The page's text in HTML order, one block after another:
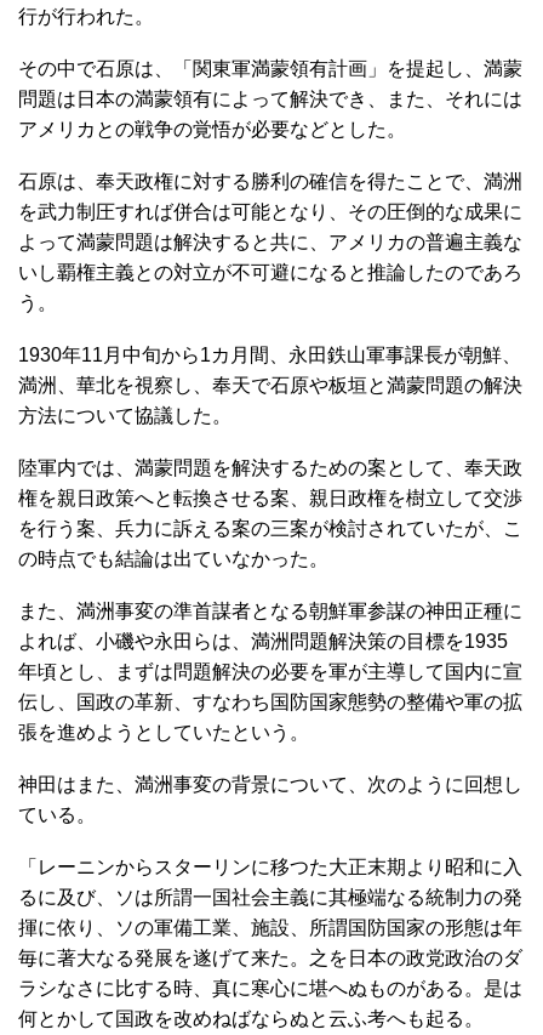
行が行われた。
その中で石原は、「関東軍満蒙領有計画」を提起し、満蒙
問題は日本の満蒙領有によって解決でき、また、それには
アメリカとの戦争の覚悟が必要などとした。
石原は、奉天政権に対する勝利の確信を得たことで、満洲
を武力制圧すれば併合は可能となり、その圧倒的な成果に
よって満蒙問題は解決すると共に、アメリカの普遍主義な
いし覇権主義との対立が不可避になると推論したのであろ
う。
1930年11月中旬から1カ月間、永田鉄山軍事課長が朝鮮、
満洲、華北を視察し、奉天で石原や板垣と満蒙問題の解決
方法について協議した。
陸軍内では、満蒙問題を解決するための案として、奉天政
権を親日政策へと転換させる案、親日政権を樹立して交渉
を行う案、兵力に訴える案の三案が検討されていたが、こ
の時点でも結論は出ていなかった。
また、満洲事変の準首謀者となる朝鮮軍参謀の神田正種に
よれば、小磯や永田らは、満洲問題解決策の目標を1935
年頃とし、まずは問題解決の必要を軍が主導して国内に宣
伝し、国政の革新、すなわち国防国家態勢の整備や軍の拡
張を進めようとしていたという。
神田はまた、満洲事変の背景について、次のように回想し
ている。
「レーニンからスターリンに移つた大正末期より昭和に入
るに及び、ソは所謂一国社会主義に其極端なる統制力の発
揮に依り、ソの軍備工業、施設、所謂国防国家の形態は年
毎に著大なる発展を遂げて来た。之を日本の政党政治のダ
ラシなさに比する時、真に寒心に堪へぬものがある。是は
何とかして国政を改めねばならぬと云ふ考へも起る。